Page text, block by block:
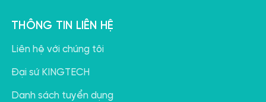
THÔNG TIN LIÊN HỆ
Liên hệ với chúng tôi
Đại sứ KINGTECH
Danh sách tuyển dụng